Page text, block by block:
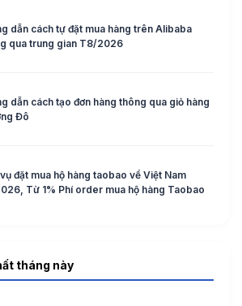
dẫn cách tự đặt mua hàng trên Alibaba
qua trung gian T8/2026
dẫn cách tạo đơn hàng thông qua giỏ hàng
Đô
đặt mua hộ hàng taobao về Việt Nam
Từ 1% Phí order mua hộ hàng Taobao
tháng này